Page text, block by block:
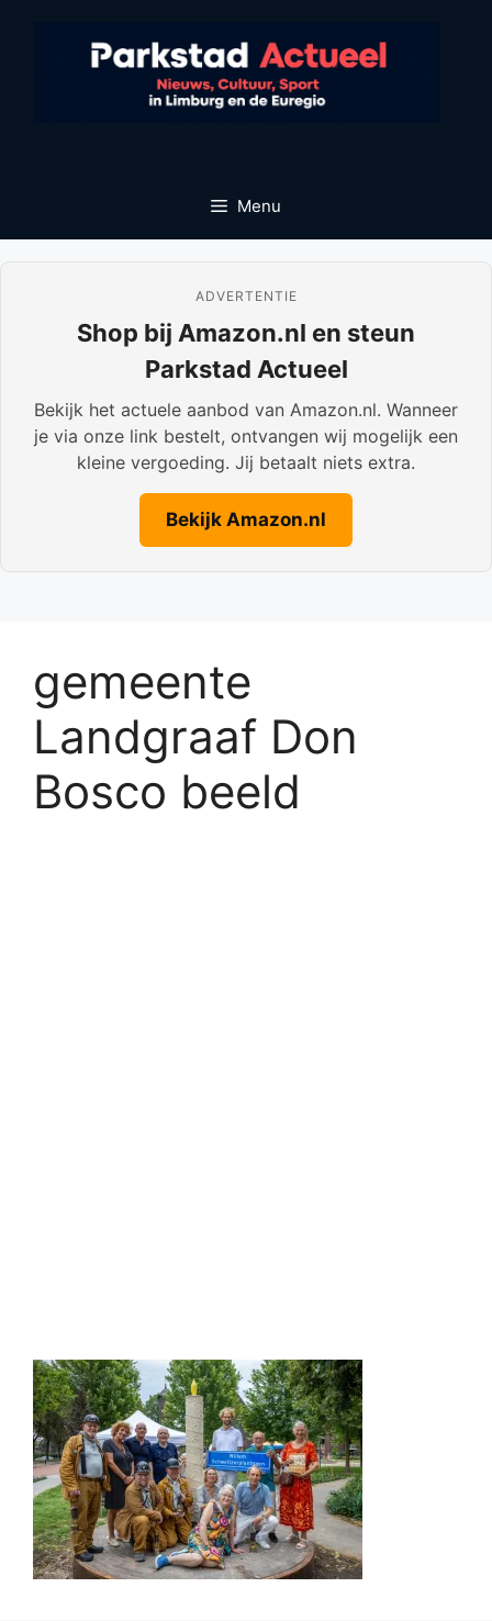
Menu
ADVERTENTIE
Shop bij Amazon.nl en steun
Parkstad Actueel
Bekijk het actuele aanbod van Amazon.nl. Wanneer
je via onze link bestelt, ontvangen wij mogelijk een
kleine vergoeding. Jij betaalt niets extra.
Bekijk Amazon.nl
gemeente
Landgraaf Don
Bosco beeld